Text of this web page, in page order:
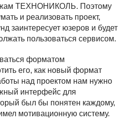
ТЕХНОНИКОЛЬ. Поэтому
и реализовать проект,
заинтересует юзеров и будет
пользоваться сервисом.
форматом
его, как новый формат
над проектом нам нужно
интерфейс для
был бы понятен каждому,
мотивационную систему.